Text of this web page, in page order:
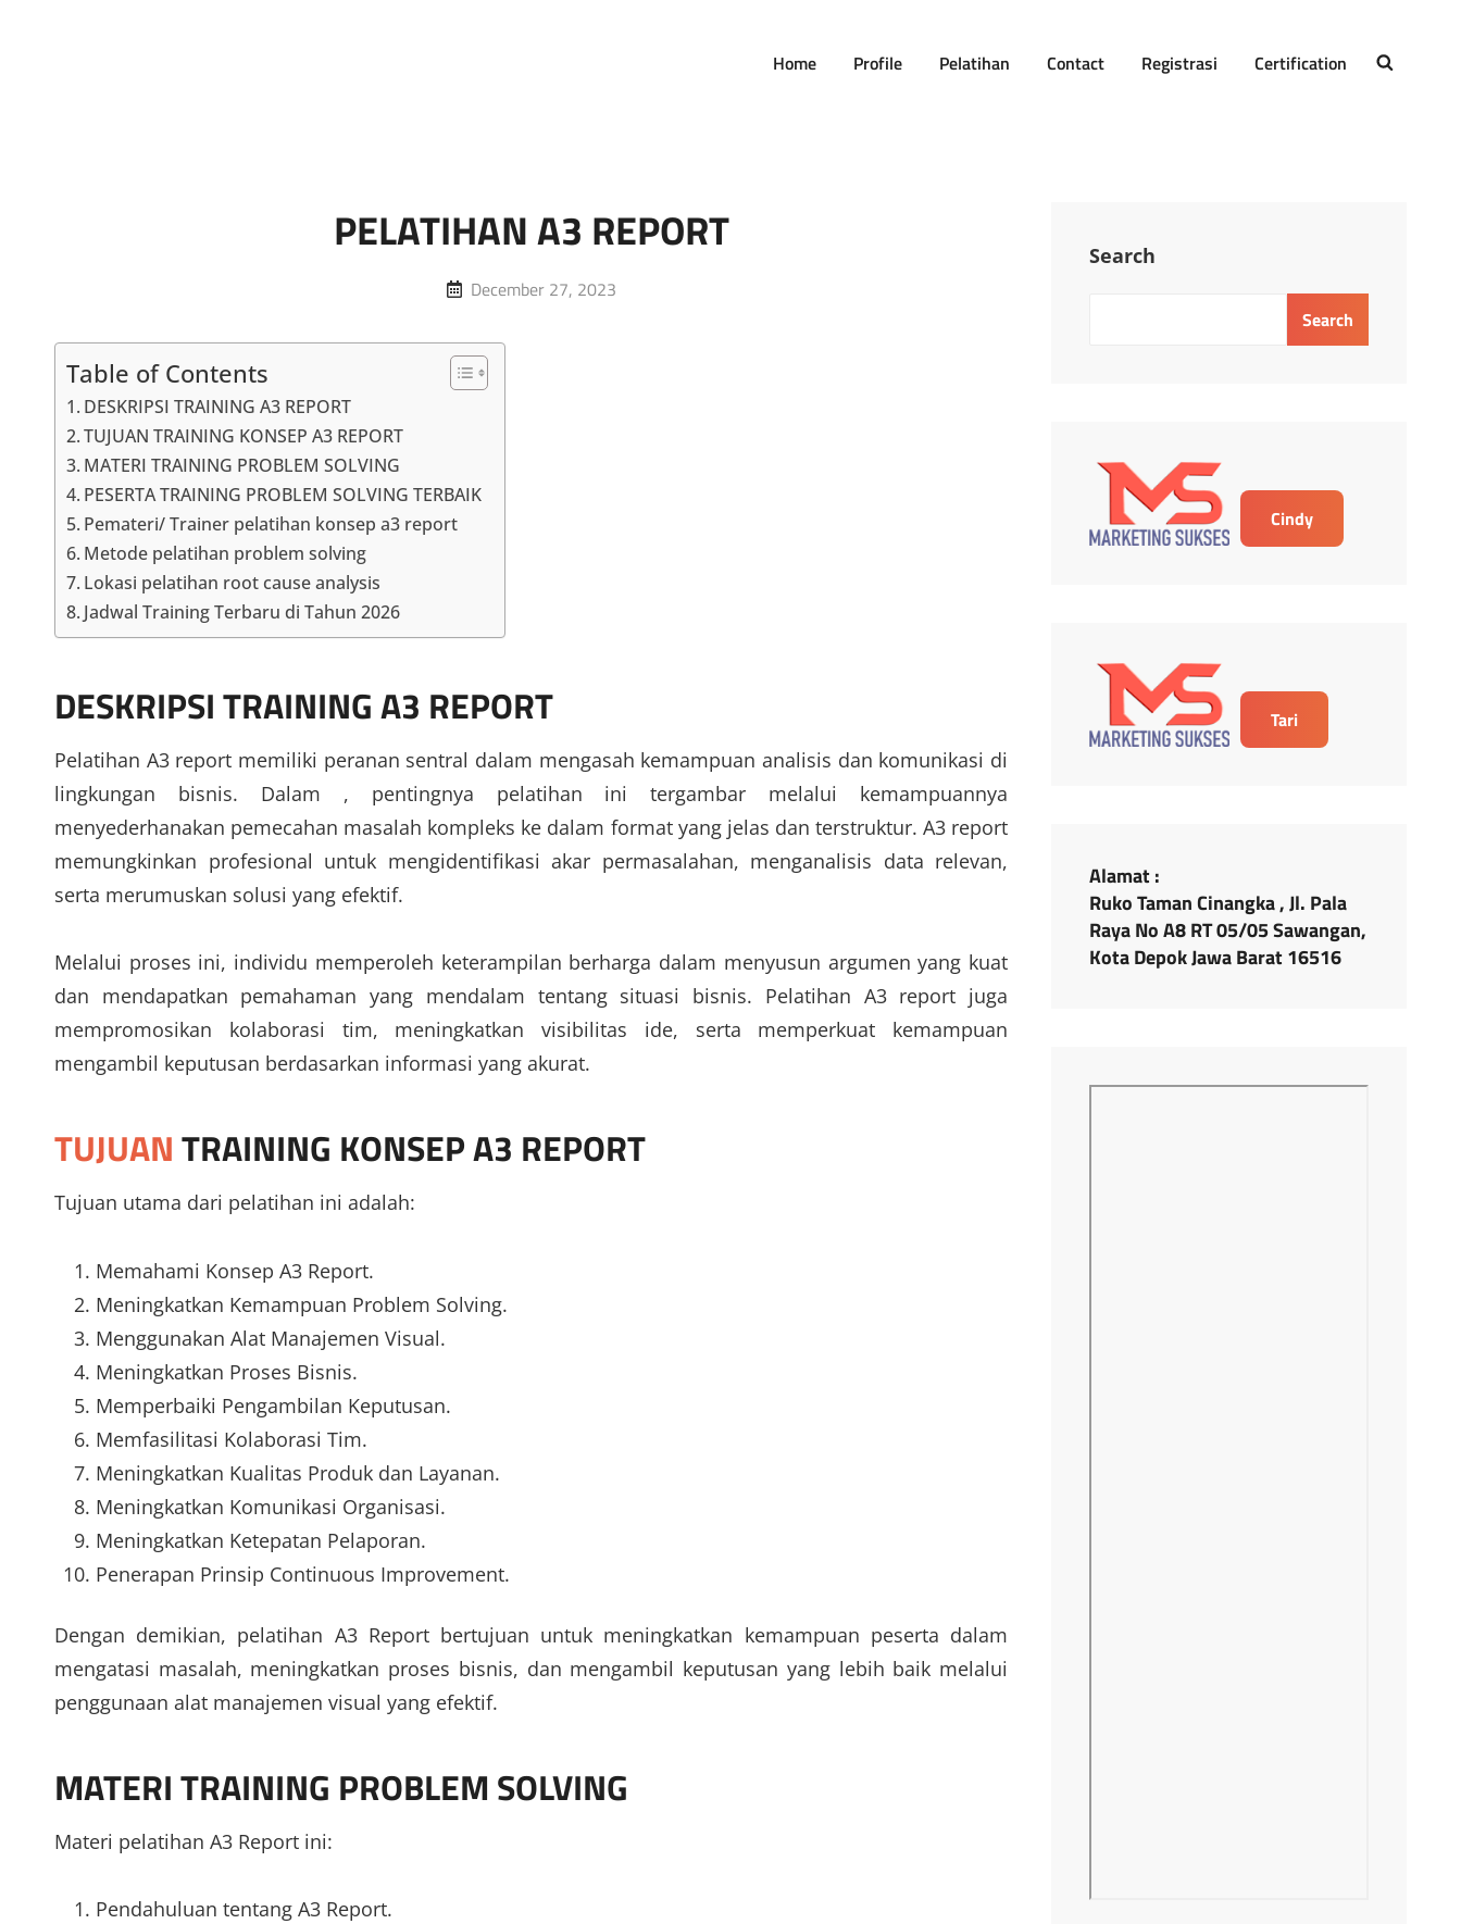
Home Profile Pelatihan Contact Registrasi Certification
PELATIHAN A3 REPORT
Posted
December 27, 2023
Table of Contents
DESKRIPSI TRAINING A3 REPORT
TUJUAN TRAINING KONSEP A3 REPORT
MATERI TRAINING PROBLEM SOLVING
PESERTA TRAINING PROBLEM SOLVING TERBAIK
Pemateri/ Trainer pelatihan konsep a3 report
Metode pelatihan problem solving
Lokasi pelatihan root cause analysis
Jadwal Training Terbaru di Tahun 2026
DESKRIPSITRAINING A3 REPORT
Pelatihan A3 report memiliki peranan sentral dalam mengasah kemampuan analisis dan komunikasi di
lingkungan bisnis. Dalam , pentingnya pelatihan ini tergambar melalui kemampuannya
menyederhanakan pemecahan masalah kompleks ke dalam format yang jelas dan terstruktur. A3 report
memungkinkan profesional untuk mengidentifikasi akar permasalahan, menganalisis data relevan,
serta merumuskan solusi yang efektif.
Melalui proses ini, individu memperoleh keterampilan berharga dalam menyusun argumen yang kuat
dan mendapatkan pemahaman yang mendalam tentang situasi bisnis. Pelatihan A3 report juga
mempromosikan kolaborasi tim, meningkatkan visibilitas ide, serta memperkuat kemampuan
mengambil keputusan berdasarkan informasi yang akurat.
TUJUANTRAINING KONSEP A3 REPORT
Tujuan utama dari pelatihan ini adalah:
Memahami Konsep A3 Report.
Meningkatkan Kemampuan Problem Solving.
Menggunakan Alat Manajemen Visual.
Meningkatkan Proses Bisnis.
Memperbaiki Pengambilan Keputusan.
Memfasilitasi Kolaborasi Tim.
Meningkatkan Kualitas Produk dan Layanan.
Meningkatkan Komunikasi Organisasi.
Meningkatkan Ketepatan Pelaporan.
Penerapan Prinsip Continuous Improvement.
Dengan demikian, pelatihan A3 Report bertujuan untuk meningkatkan kemampuan peserta dalam
mengatasi masalah, meningkatkan proses bisnis, dan mengambil keputusan yang lebih baik melalui
penggunaan alat manajemen visual yang efektif.
MATERITRAINING PROBLEM SOLVING
Materi pelatihan A3 Report ini:
Pendahuluan tentang A3 Report.
Search
Search
Cindy
Tari
Alamat :
Ruko Taman Cinangka , Jl. Pala
Raya No A8 RT 05/05 Sawangan,
Kota Depok Jawa Barat 16516